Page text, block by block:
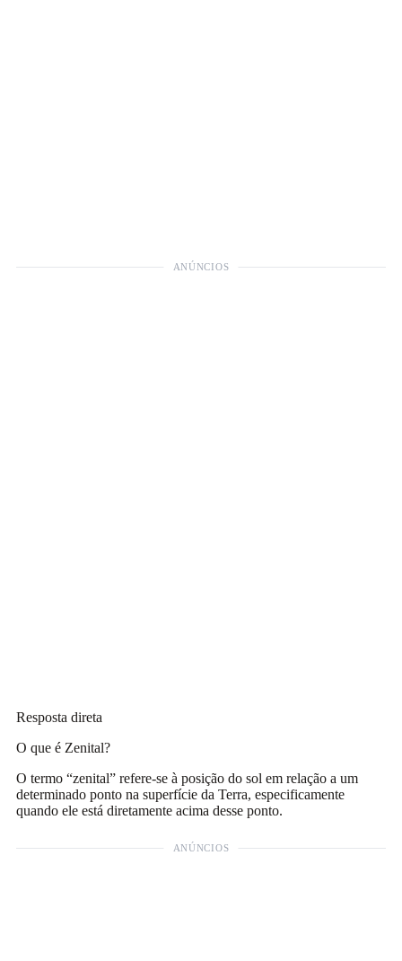
ANÚNCIOS
Resposta direta
O que é Zenital?
O termo “zenital” refere-se à posição do sol em relação a um
determinado ponto na superfície da Terra, especificamente
quando ele está diretamente acima desse ponto.
ANÚNCIOS